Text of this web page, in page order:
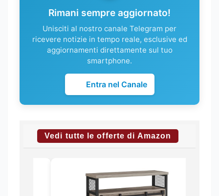
Rimani sempre aggiornato!
Unisciti al nostro canale Telegram per
ricevere notizie in tempo reale, esclusive ed
aggiornamenti direttamente sul tuo
smartphone.
Entra nel Canale